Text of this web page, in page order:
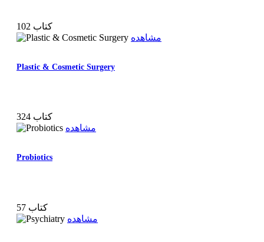
102 کتاب
مشاهده
Plastic & Cosmetic Surgery
324 کتاب
مشاهده
Probiotics
57 کتاب
مشاهده